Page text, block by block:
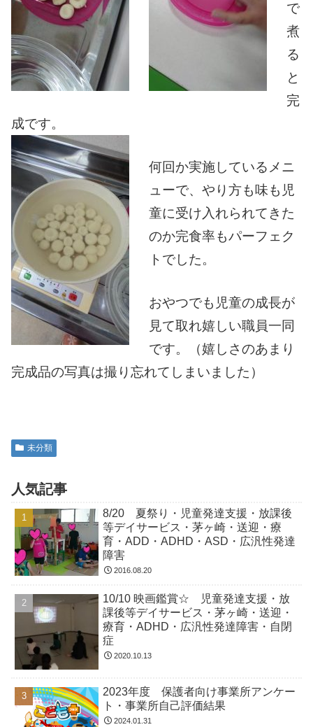
で
煮
る
と
完
成です。
何回か実施しているメニ
ューで、やり方も味も児
童に受け入れられてきた
のか完食率もパーフェク
トでした。
おやつでも児童の成長が
見て取れ嬉しい職員一同
です。（嬉しさのあまり
完成品の写真は撮り忘れてしまいました）
未分類
人気記事
8/20 夏祭り・児童発達支援・放課後
等デイサービス・茅ヶ崎・送迎・療
育・ADD・ADHD・ASD・広汎性発達
障害
2016.08.20
10/10 映画鑑賞☆ 児童発達支援・放
課後等デイサービス・茅ヶ崎・送迎・
療育・ADHD・広汎性発達障害・自閉
症
2020.10.13
2023年度 保護者向け事業所アンケー
ト・事業所自己評価結果
2024.01.31